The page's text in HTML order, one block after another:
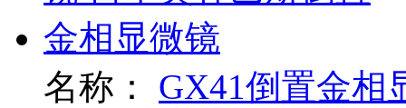
名称： GX41倒置金相